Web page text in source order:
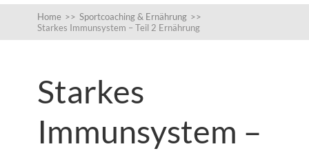
Home >> Sportcoaching & Ernährung >>
Starkes Immunsystem – Teil 2 Ernährung
Starkes
Immunsystem –